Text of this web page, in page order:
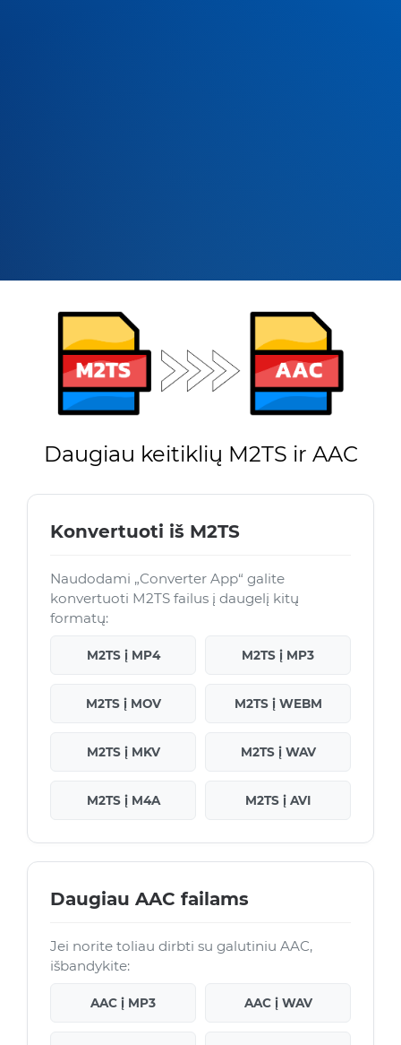
Daugiau keitiklių M2TS ir AAC
Konvertuoti iš M2TS
Naudodami „Converter App“ galite
konvertuoti M2TS failus į daugelį kitų
formatų:
M2TS į MP4 M2TS į MP3
M2TS į MOV M2TS į WEBM
M2TS į MKV M2TS į WAV
M2TS į M4A M2TS į AVI
Daugiau AAC failams
Jei norite toliau dirbti su galutiniu AAC,
išbandykite:
AAC į MP3 AAC į WAV